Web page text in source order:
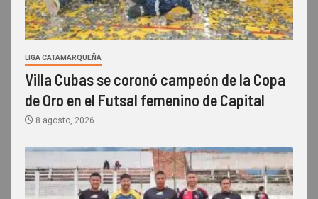
LIGA CATAMARQUEÑA
Villa Cubas se coronó campeón de la Copa
de Oro en el Futsal femenino de Capital
8 agosto, 2026